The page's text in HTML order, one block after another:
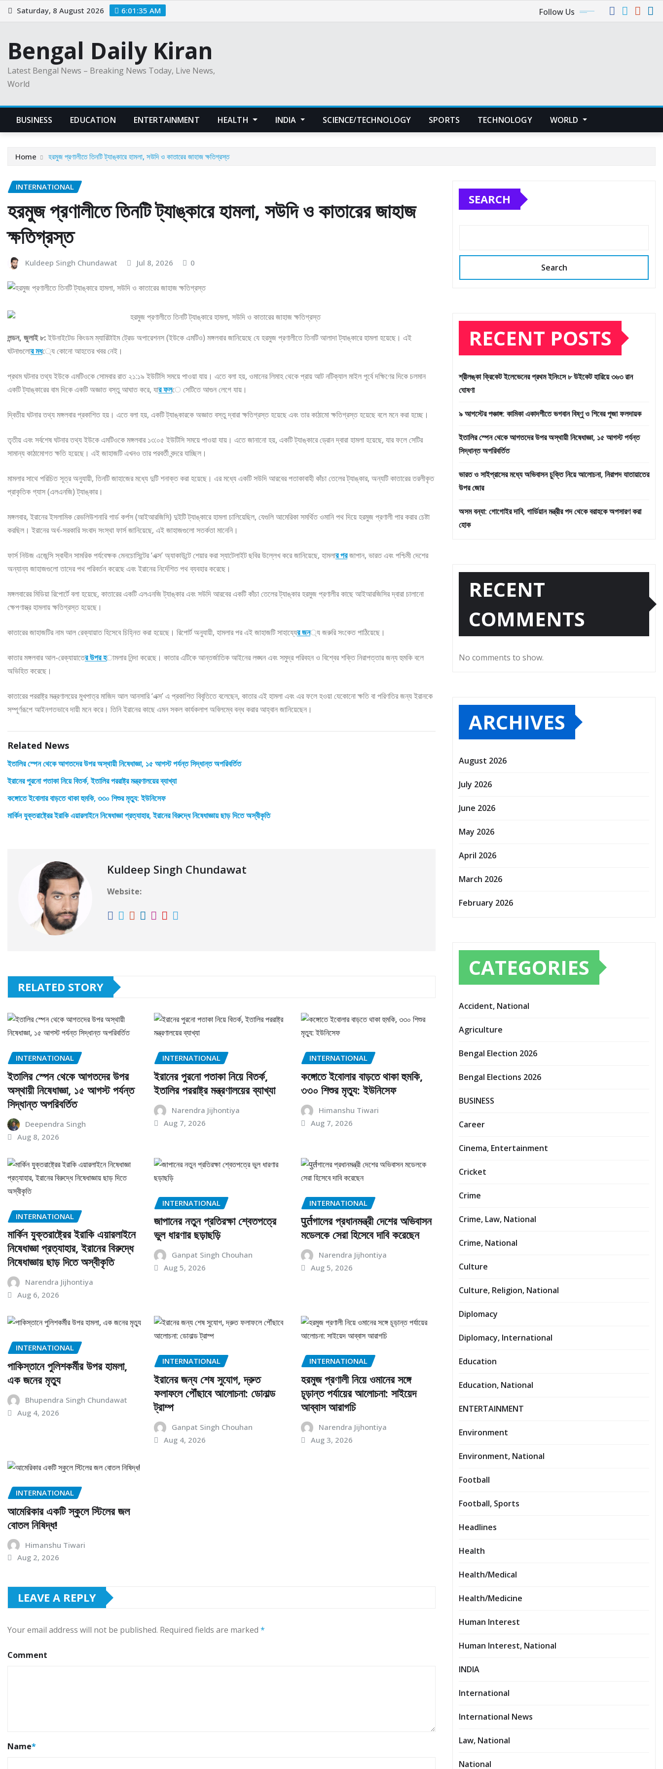
Skip
to
Saturday, 8 August 2026 6:01:36 AM Follow Us
Bengal Daily Kiran
Latest Bengal News – Breaking News Today, Live News,
World
BUSINESS EDUCATION ENTERTAINMENT HEALTH INDIA SCIENCE/TECHNOLOGY SPORTS TECHNOLOGY WORLD
Home হরমুজ প্রণালীতে তিনটি ট্যাঙ্কারে হামলা, সউদি ও কাতারের জাহাজ ক্ষতিগ্রস্ত
INTERNATIONAL
হরমুজ প্রণালীতে তিনটি ট্যাঙ্কারে হামলা, সউদি ও কাতারের জাহাজ
ক্ষতিগ্রস্ত
Kuldeep Singh Chundawat Jul 8, 2026 0
লন্ডন, জুলাই ৮:ইউনাইটেড কিংডম ম্যারিটাইম ট্রেড অপারেশনস (ইউকে এমটিও) মঙ্গলবার জানিয়েছে যে হরমুজ প্রণালীতে তিনটি আলাদা ট্যাঙ্কারে হামলা হয়েছে। এই
ঘটনাগুলোর মধ্যে কোনো আহতের খবর নেই।
প্রথম ঘটনার তথ্য ইউকে এমটিওকে সোমবার রাত ২১:১৯ ইউটিসি সময়ে পাওয়া যায়। এতে বলা হয়, ওমানের লিমাহ থেকে প্রায় আট নটিক্যাল মাইল পূর্বে দক্ষিণের দিকে চলমান
একটি ট্যাঙ্কারের বাম দিকে একটি অজ্ঞাত বস্তু আঘাত করে, যার ফলে সেটিতে আগুন লেগে যায়।
দ্বিতীয় ঘটনার তথ্য মঙ্গলবার প্রকাশিত হয়। এতে বলা হয়, একটি ট্যাঙ্কারকে অজ্ঞাত বস্তু দ্বারা ক্ষতিগ্রস্ত হয়েছে এবং তার কাঠামো ক্ষতিগ্রস্ত হয়েছে বলে মনে করা হচ্ছে।
তৃতীয় এবং সর্বশেষ ঘটনার তথ্য ইউকে এমটিওকে মঙ্গলবার ১৩:০৫ ইউটিসি সময়ে পাওয়া যায়। এতে জানানো হয়, একটি ট্যাঙ্কারে ড্রোন দ্বারা হামলা হয়েছে, যার ফলে সেটির
সামান্য কাঠামোগত ক্ষতি হয়েছে। এই জাহাজটি এখনও তার পরবর্তী বন্দরে যাচ্ছিল।
মামলার সাথে পরিচিত সূত্র অনুযায়ী, তিনটি জাহাজের মধ্যে দুটি শনাক্ত করা হয়েছে। এর মধ্যে একটি সউদি আরবের পতাকাবাহী কাঁচা তেলের ট্যাঙ্কার, অন্যটি কাতারের তরলীকৃত
প্রাকৃতিক গ্যাস (এলএনজি) ট্যাঙ্কার।
মঙ্গলবার, ইরানের ইসলামিক রেভলিউশনারি গার্ড কর্পস (আইআরজিসি) দুইটি ট্যাঙ্কারে হামলা চালিয়েছিল, যেগুলি আমেরিকা সমর্থিত ওমানি পথ দিয়ে হরমুজ প্রণালী পার করার চেষ্টা
করছিল। ইরানের অর্ধ-সরকারি সংবাদ সংস্থা ফার্স জানিয়েছে, এই জাহাজগুলো সতর্কতা মানেনি।
ফার্স নিউজ এজেন্সি স্বাধীন সামরিক পর্যবেক্ষক মেনচোসিন্টের ‘এক্স’ অ্যাকাউন্টে শেয়ার করা স্যাটেলাইট ছবির উল্লেখ করে জানিয়েছে, হামলার পরজাপান, ভারত এবং পশ্চিমী দেশের
অন্যান্য জাহাজগুলো তাদের পথ পরিবর্তন করেছে এবং ইরানের নির্দেশিত পথ ব্যবহার করেছে।
মঙ্গলবারের মিডিয়া রিপোর্টে বলা হয়েছে, কাতারের একটি এলএনজি ট্যাঙ্কার এবং সউদি আরবের একটি কাঁচা তেলের ট্যাঙ্কার হরমুজ প্রণালীর কাছে আইআরজিসির দ্বারা চালানো
ক্ষেপণাস্ত্র হামলায় ক্ষতিগ্রস্ত হয়েছে।
কাতারের জাহাজটির নাম আল রেক্যায়াত হিসেবে চিহ্নিত করা হয়েছে। রিপোর্ট অনুযায়ী, হামলার পর এই জাহাজটি সাহায্যের জন্য জরুরি সংকেত পাঠিয়েছে।
কাতার মঙ্গলবার আল-রেক্যায়াতের উপর হামলার নিন্দা করেছে। কাতার এটিকে আন্তর্জাতিক আইনের লঙ্ঘন এবং সমুদ্র পরিবহন ও বিশ্বের শক্তি নিরাপত্তার জন্য হুমকি বলে
অভিহিত করেছে।
কাতারের পররাষ্ট্র মন্ত্রণালয়ের মুখপাত্র মাজিদ আল আনসারি ‘এক্স’ এ প্রকাশিত বিবৃতিতে বলেছেন, কাতার এই হামলা এবং এর ফলে হওয়া যেকোনো ক্ষতি বা পরিণতির জন্য ইরানকে
সম্পূর্ণরূপে আইনগতভাবে দায়ী মনে করে। তিনি ইরানের কাছে এমন সকল কার্যকলাপ অবিলম্বে বন্ধ করার আহ্বান জানিয়েছেন।
Related News
ইতালির স্পেন থেকে আগতদের উপর অস্থায়ী নিষেধাজ্ঞা, ১৫ আগস্ট পর্যন্ত সিদ্ধান্ত অপরিবর্তিত
ইরানের পুরনো পতাকা নিয়ে বিতর্ক, ইতালির পররাষ্ট্র মন্ত্রণালয়ের ব্যাখ্যা
কঙ্গোতে ইবোলার বাড়তে থাকা হুমকি, ৩৩০ শিশুর মৃত্যু: ইউনিসেফ
মার্কিন যুক্তরাষ্ট্রের ইরাকি এয়ারলাইনে নিষেধাজ্ঞা প্রত্যাহার, ইরানের বিরুদ্ধে নিষেধাজ্ঞায় ছাড় দিতে অস্বীকৃতি
Kuldeep Singh Chundawat
Website:
RELATED STORY
INTERNATIONAL
ইতালির স্পেন থেকে আগতদের উপর
অস্থায়ী নিষেধাজ্ঞা, ১৫ আগস্ট পর্যন্ত
সিদ্ধান্ত অপরিবর্তিত
Deependra Singh
Aug 8, 2026
INTERNATIONAL
ইরানের পুরনো পতাকা নিয়ে বিতর্ক,
ইতালির পররাষ্ট্র মন্ত্রণালয়ের ব্যাখ্যা
Narendra Jijhontiya
Aug 7, 2026
INTERNATIONAL
কঙ্গোতে ইবোলার বাড়তে থাকা হুমকি,
৩৩০ শিশুর মৃত্যু: ইউনিসেফ
Himanshu Tiwari
Aug 7, 2026
INTERNATIONAL
মার্কিন যুক্তরাষ্ট্রের ইরাকি এয়ারলাইনে
নিষেধাজ্ঞা প্রত্যাহার, ইরানের বিরুদ্ধে
নিষেধাজ্ঞায় ছাড় দিতে অস্বীকৃতি
Narendra Jijhontiya
Aug 6, 2026
INTERNATIONAL
জাপানের নতুন প্রতিরক্ষা শ্বেতপত্রে
ভুল ধারণার ছড়াছড়ি
Ganpat Singh Chouhan
Aug 5, 2026
INTERNATIONAL
पुर्तগালের প্রধানমন্ত্রী দেশের অভিবাসন
মডেলকে সেরা হিসেবে দাবি করেছেন
Narendra Jijhontiya
Aug 5, 2026
INTERNATIONAL
পাকিস্তানে পুলিশকর্মীর উপর হামলা,
এক জনের মৃত্যু
Bhupendra Singh Chundawat
Aug 4, 2026
INTERNATIONAL
ইরানের জন্য শেষ সুযোগ, দ্রুত
ফলাফলে পৌঁছাবে আলোচনা: ডোনাল্ড
ট্রাম্প
Ganpat Singh Chouhan
Aug 4, 2026
INTERNATIONAL
হরমুজ প্রণালী নিয়ে ওমানের সঙ্গে
চূড়ান্ত পর্যায়ের আলোচনা: সাইয়েদ
আব্বাস আরাগচি
Narendra Jijhontiya
Aug 3, 2026
INTERNATIONAL
আমেরিকার একটি স্কুলে স্টিলের জল
বোতল নিষিদ্ধ!
Himanshu Tiwari
Aug 2, 2026
LEAVE A REPLY
Your email address will not be published. Required fields are marked *
Comment
Name*
SEARCH
Search
RECENT POSTS
শ্রীলঙ্কা ক্রিকেট ইলেভেনের প্রথম ইনিংসে ৮ উইকেট হারিয়ে ৩৬৩ রান
ঘোষণা
৯ আগস্টের পঞ্চাঙ্গ: কামিকা একাদশীতে ভগবান বিষ্ণু ও শিবের পূজা ফলদায়ক
ইতালির স্পেন থেকে আগতদের উপর অস্থায়ী নিষেধাজ্ঞা, ১৫ আগস্ট পর্যন্ত
সিদ্ধান্ত অপরিবর্তিত
ভারত ও সাইপ্রাসের মধ্যে অভিবাসন চুক্তি নিয়ে আলোচনা, নিরাপদ যাতায়াতের
উপর জোর
অসম বন্যা: গোগোইর দাবি, গার্ডিয়ান মন্ত্রীর পদ থেকে বরাহকে অপসারণ করা
হোক
RECENT
COMMENTS
No comments to show.
ARCHIVES
August 2026
July 2026
June 2026
May 2026
April 2026
March 2026
February 2026
CATEGORIES
Accident, National
Agriculture
Bengal Election 2026
Bengal Elections 2026
BUSINESS
Career
Cinema, Entertainment
Cricket
Crime
Crime, Law, National
Crime, National
Culture
Culture, Religion, National
Diplomacy
Diplomacy, International
Education
Education, National
ENTERTAINMENT
Environment
Environment, National
Football
Football, Sports
Headlines
Health
Health/Medical
Health/Medicine
Human Interest
Human Interest, National
INDIA
International
International News
Law, National
National